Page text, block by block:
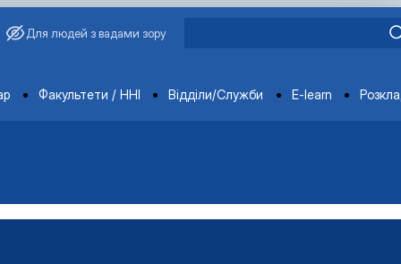
Для людей з вадами зору
Факультети / ННІ Відділи/Служби E-learn